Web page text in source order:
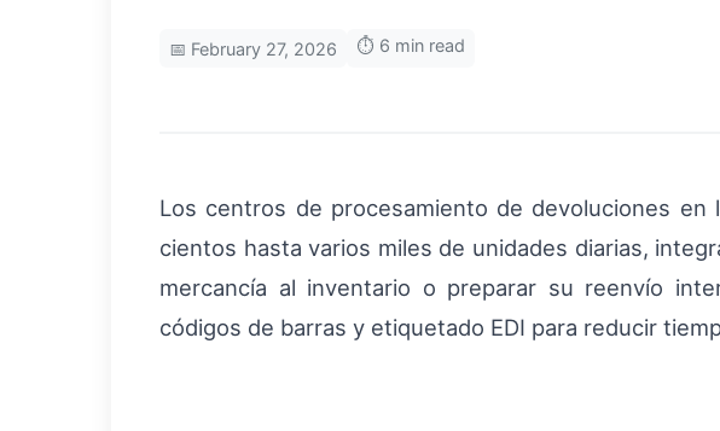
📅 February 27, 2026 ⏱️ 6 min read
Los centros de procesamiento de devoluciones en
cientos hasta varios miles de unidades diarias,
mercancía al inventario o preparar su reenvío
códigos de barras y etiquetado EDI para reducir